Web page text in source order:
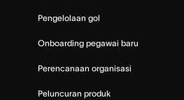
Pengelolaan gol
Onboarding pegawai baru
Perencanaan organisasi
Peluncuran produk